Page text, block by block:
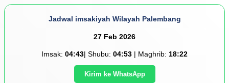
Jadwal imsakiyah Wilayah Palembang
27 Feb 2026
Imsak: 04:43| Shubu: 04:53 | Maghrib: 18:22
Kirim ke WhatsApp